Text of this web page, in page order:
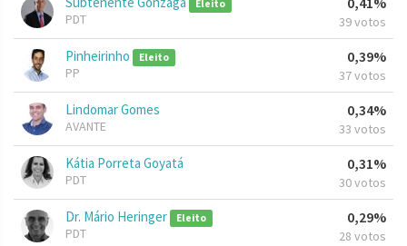
Eleito
PDT 39 votos
Pinheirinho Eleito
PP
0,39%
37 votos
Lindomar Gomes
AVANTE
0,34%
33 votos
Kátia Porreta Goyatá
PDT
0,31%
30 votos
Dr. Mário Heringer Eleito
PDT
0,29%
28 votos